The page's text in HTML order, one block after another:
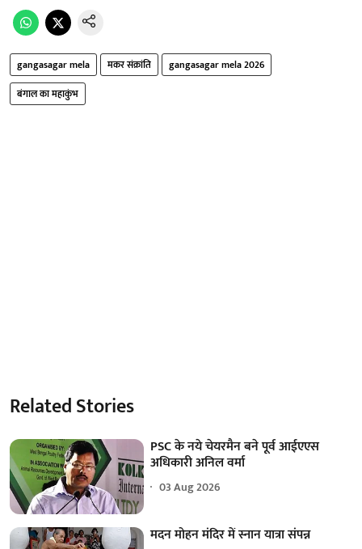
gangasagar mela मकर संक्रांति
gangasagar mela 2026
बंगाल का महाकुंभ
Related Stories
PSC के नये चेयरमैन बने पूर्व आईएएस
अधिकारी अनिल वर्मा
03 Aug 2026
मदन मोहन मंदिर में स्नान यात्रा संपन्न